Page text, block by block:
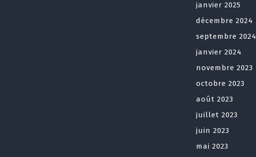
janvier 2025
décembre 2024
septembre 2024
janvier 2024
novembre 2023
octobre 2023
août 2023
juillet 2023
juin 2023
mai 2023